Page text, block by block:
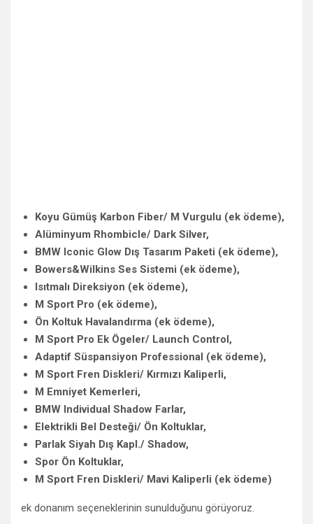
Koyu Gümüş Karbon Fiber/ M Vurgulu (ek ödeme),
Alüminyum Rhombicle/ Dark Silver,
BMW Iconic Glow Dış Tasarım Paketi (ek ödeme),
Bowers&Wilkins Ses Sistemi (ek ödeme),
Isıtmalı Direksiyon (ek ödeme),
M Sport Pro (ek ödeme),
Ön Koltuk Havalandırma (ek ödeme),
M Sport Pro Ek Ögeler/ Launch Control,
Adaptif Süspansiyon Professional (ek ödeme),
M Sport Fren Diskleri/ Kırmızı Kaliperli,
M Emniyet Kemerleri,
BMW Individual Shadow Farlar,
Elektrikli Bel Desteği/ Ön Koltuklar,
Parlak Siyah Dış Kapl./ Shadow,
Spor Ön Koltuklar,
M Sport Fren Diskleri/ Mavi Kaliperli (ek ödeme)
ek donanım seçeneklerinin sunulduğunu görüyoruz.